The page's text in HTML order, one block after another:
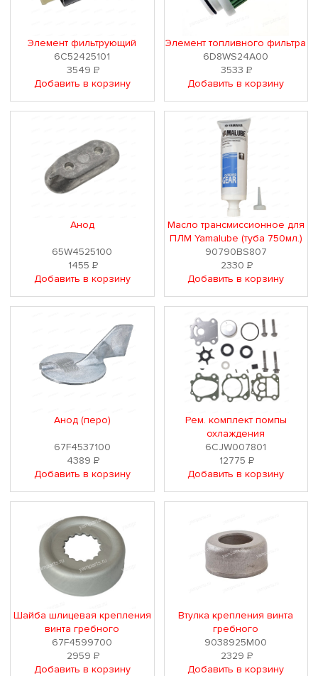
Элемент фильтрующий
6C52425101
3549 Р
Добавить в корзину
Элемент топливного фильтра
6D8WS24A00
3533Р
Добавить в корзину
Анод
65W4525100
1455 Р
Добавить в корзину
Масло трансмиссионное для
ПЛМ Yamalube (туба 750мл.)
90790BS807
2330 Р
Добавить в корзину
Анод (перо)
67F4537100
4389 Р
Добавить в корзину
Рем. комплект помпы
охлаждения
6CJW007801
12775 Р
Добавить в корзину
Шайба шлицевая крепления
винта гребного
67F4599700
2959 Р
Добавить в корзину
Втулка крепления винта
гребного
9038925M00
2329 Р
Добавить в корзину